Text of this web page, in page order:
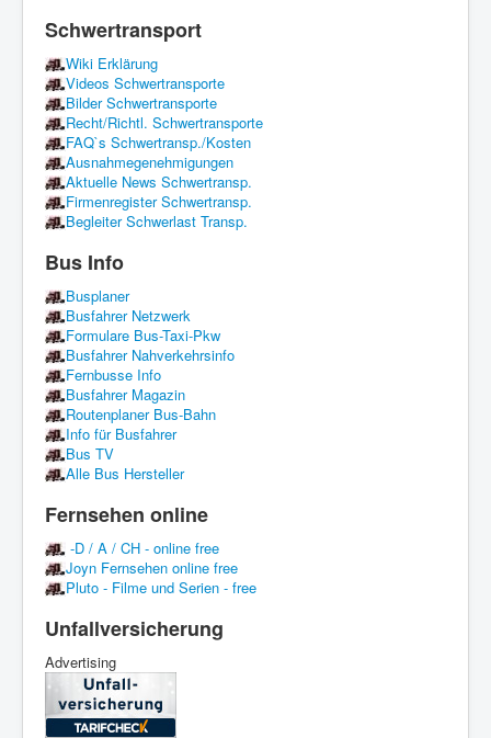
Schwertransport
Wiki Erklärung
Videos Schwertransporte
Bilder Schwertransporte
Recht/Richtl. Schwertransporte
FAQ`s Schwertransp./Kosten
Ausnahmegenehmigungen
Aktuelle News Schwertransp.
Firmenregister Schwertransp.
Begleiter Schwerlast Transp.
Bus Info
Busplaner
Busfahrer Netzwerk
Formulare Bus-Taxi-Pkw
Busfahrer Nahverkehrsinfo
Fernbusse Info
Busfahrer Magazin
Routenplaner Bus-Bahn
Info für Busfahrer
Bus TV
Alle Bus Hersteller
Fernsehen online
-D / A / CH - online free
Joyn Fernsehen online free
Pluto - Filme und Serien - free
Unfallversicherung
Advertising